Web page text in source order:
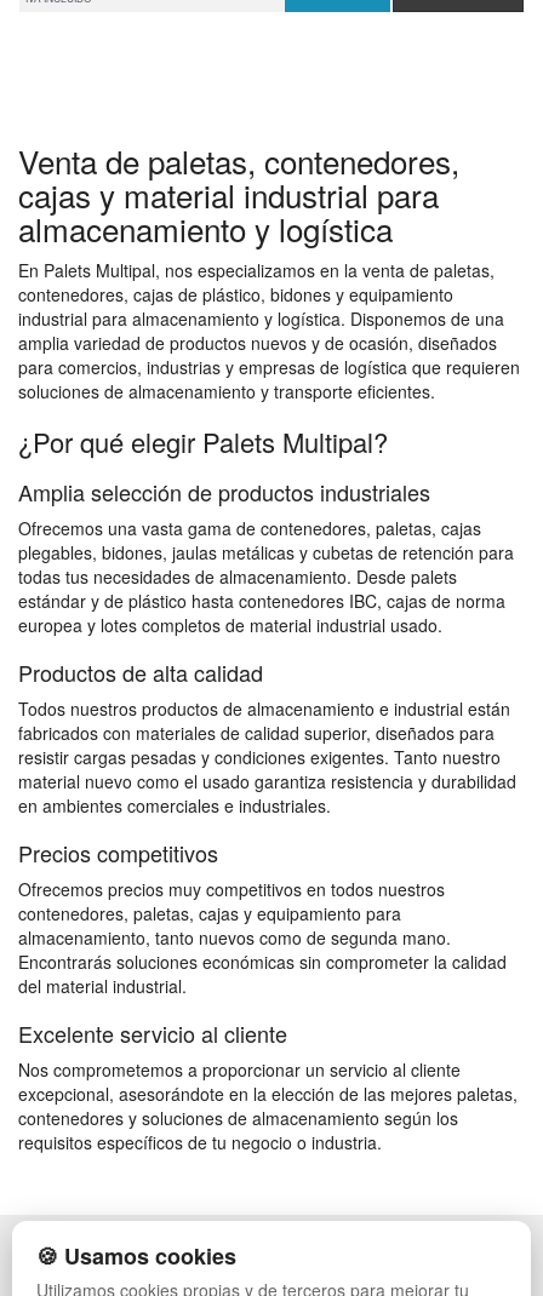
Venta de paletas, contenedores,
cajas y material industrial para
almacenamiento y logística
En Palets Multipal, nos especializamos en la venta de paletas,
contenedores, cajas de plástico, bidones y equipamiento
industrial para almacenamiento y logística. Disponemos de una
amplia variedad de productos nuevos y de ocasión, diseñados
para comercios, industrias y empresas de logística que requieren
soluciones de almacenamiento y transporte eficientes.
¿Por qué elegir Palets Multipal?
Amplia selección de productos industriales
Ofrecemos una vasta gama de contenedores, paletas, cajas
plegables, bidones, jaulas metálicas y cubetas de retención para
todas tus necesidades de almacenamiento. Desde palets
estándar y de plástico hasta contenedores IBC, cajas de norma
europea y lotes completos de material industrial usado.
Productos de alta calidad
Todos nuestros productos de almacenamiento e industrial están
fabricados con materiales de calidad superior, diseñados para
resistir cargas pesadas y condiciones exigentes. Tanto nuestro
material nuevo como el usado garantiza resistencia y durabilidad
en ambientes comerciales e industriales.
Precios competitivos
Ofrecemos precios muy competitivos en todos nuestros
contenedores, paletas, cajas y equipamiento para
almacenamiento, tanto nuevos como de segunda mano.
Encontrarás soluciones económicas sin comprometer la calidad
del material industrial.
Excelente servicio al cliente
Nos comprometemos a proporcionar un servicio al cliente
excepcional, asesorándote en la elección de las mejores paletas,
contenedores y soluciones de almacenamiento según los
requisitos específicos de tu negocio o industria.
POLÍTICA DE PRIVACIDAD
CONDICIONES DE USO
🍪 Usamos cookies
Utilizamos cookies propias y de terceros para mejorar tu